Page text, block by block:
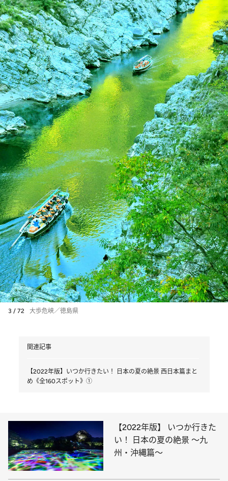
3 / 72 大歩危峡／徳島県
関連記事
【2022年版】いつか行きたい！ 日本の夏の絶景 西日本篇まと
め《全160スポット》①
【2022年版】 いつか行きた
い！ 日本の夏の絶景 ～九
州・沖縄篇～